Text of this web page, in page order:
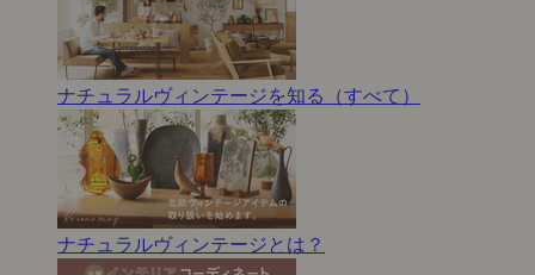
ナチュラルヴィンテージを知る（すべて）
ナチュラルヴィンテージとは？